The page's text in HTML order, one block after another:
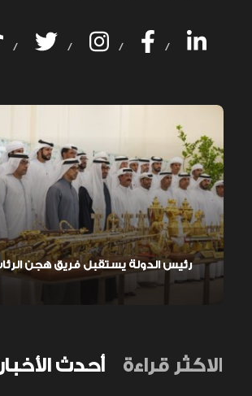
/ / / /
رئيس الدولة يستقبل فريق هجن الرئاسة
أحدث الأخبار الاكثر قراءة